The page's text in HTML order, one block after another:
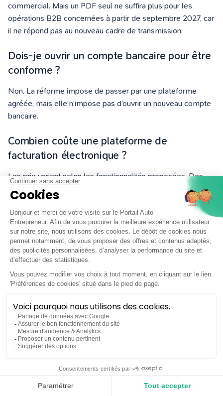
commercial. Mais un PDF seul ne suffira plus pour les
opérations B2B concernées à partir de septembre 2027, car
il ne répond pas au nouveau cadre de transmission.
Dois-je ouvrir un compte bancaire pour être
conforme ?
Non. La réforme impose de passer par une plateforme
agréée, mais elle n’impose pas d’ouvrir un nouveau compte
bancaire.
Combien coûte une plateforme de
facturation électronique ?
Les prix varient selon les fonctionnalités proposées. Des
plateformes peuvent proposer des offres gratuites ou peu
coûteuses pour les auto-entrepreneurs. L’important est de
vérifier que la plateforme est bien agréée et adaptée à la
micro-entreprise.
La mention “TVA non applicable, art. 293 B
du CGI” est-elle toujours valable ?
Des pages officielles mentionnent encore cette formulation.
impots.gouv.frindique désormais la formule complète :
“TVA non applicable, articles 293 B du Code général des
impôts (CGI) et 223-21 du Code des impositions sur les
biens et services (CIBS)”.
Par prudence, utilisez cette formulation complète.
Comment choisir une plateforme de